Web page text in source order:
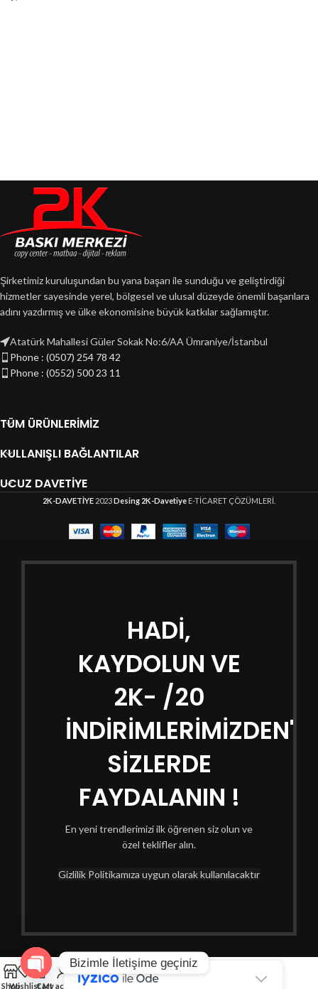
Şirketimiz kuruluşundan bu yana başarı ile sunduğu ve geliştirdiği
hizmetler sayesinde yerel, bölgesel ve ulusal düzeyde önemli başarılara
adını yazdırmış ve ülke ekonomisine büyük katkılar sağlamıştır.
Atatürk Mahallesi Güler Sokak No:6/AA Ümraniye/İstanbul
Phone : (0507) 254 78 42
Phone : (0552) 500 23 11
TÜM ÜRÜNLERIMIZ
KULLANIŞLI BAĞLANTILAR
UCUZ DAVETIYE
2K-DAVETİYE 2023Desing 2K-Davetiye E-TİCARET ÇÖZÜMLERİ.
HADİ,
KAYDOLUN VE
2K- /20
İNDİRİMLERİMİZDEN'
SİZLERDE
FAYDALANIN !
En yeni trendlerimizi ilk öğrenen siz olun ve
özel teklifler alın.
Gizlilik Politikamıza uygun olarak kullanılacaktır
ShopWishlistCart
My account
Bizimle İletişime geçiniz
Open